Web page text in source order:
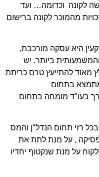
לקונה וכדומה… ועד
מהמוכר לקונה ברישום
היא עסקה מורכבת,
ביותר. יש
מאוד להתייעץ טרם כריתת
בתחום
בעו"ד מומחה בתחום
רזי תחום הנדל"ן והמס
, על מנת לתת את
על מנת שנקטוף יחדיו